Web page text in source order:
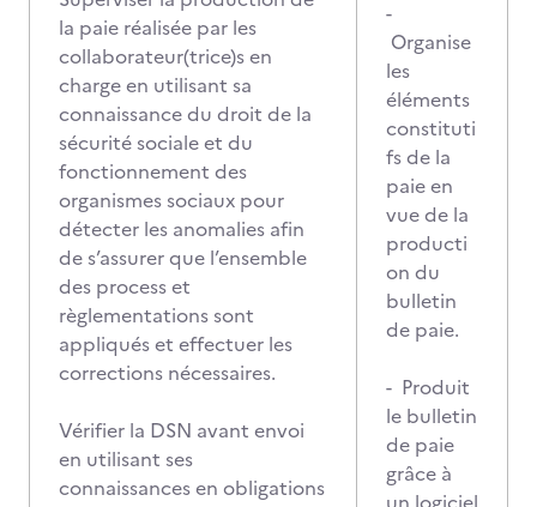
la paie réalisée par les
collaborateur(trice)s en
charge en utilisant sa
connaissance du droit de la
sécurité sociale et du
fonctionnement des
organismes sociaux pour
détecter les anomalies afin
de s’assurer que l’ensemble
des process et
règlementations sont
appliqués et effectuer les
corrections nécessaires.
Vérifier la DSN avant envoi
en utilisant ses
connaissances en obligations
-
Organise
les
éléments
constituti
fs de la
paie en
vue de la
producti
on du
bulletin
de paie.
- Produit
le bulletin
de paie
grâce à